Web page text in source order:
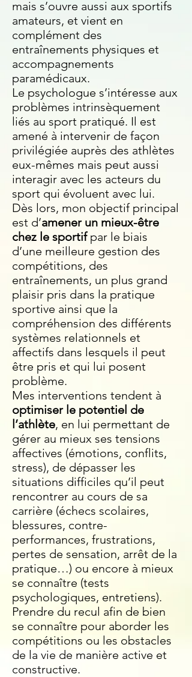
mais s’ouvre aussi aux sportifs
amateurs, et vient en
complément des
entraînements physiques et
accompagnements
paramédicaux.
Le psychologue s’intéresse aux
problèmes intrinsèquement
liés au sport pratiqué. Il est
amené à intervenir de façon
privilégiée auprès des athlètes
eux-mêmes mais peut aussi
interagir avec les acteurs du
sport qui évoluent avec lui.
Dès lors, mon objectif principal
est d’amener un mieux-être
chez le sportifpar le biais
d’une meilleure gestion des
compétitions, des
entraînements, un plus grand
plaisir pris dans la pratique
sportive ainsi que la
compréhension des différents
systèmes relationnels et
affectifs dans lesquels il peut
être pris et qui lui posent
problème.
Mes interventions tendent à
optimiser le potentiel de
l’athlète, en lui permettant de
gérer au mieux ses tensions
affectives (émotions, conflits,
stress), de dépasser les
situations difficiles qu’il peut
rencontrer au cours de sa
carrière (échecs scolaires,
blessures, contre-
performances, frustrations,
pertes de sensation, arrêt de la
pratique…) ou encore à mieux
se connaître (tests
psychologiques, entretiens).
Prendre du recul afin de bien
se connaître pour aborder les
compétitions ou les obstacles
de la vie de manière active et
constructive.